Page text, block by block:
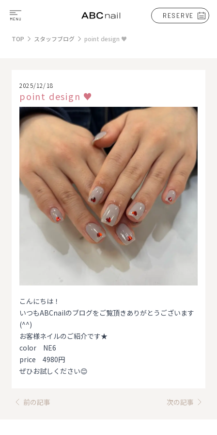
RESERVE
TOP スタッフブログ point design ♥
2025/12/18
point design ♥
こんにちは！
いつもABCnailのブログをご覧頂きありがとうございます
(^^)
お客様ネイルのご紹介です★
color NE6
price 4980円
ぜひお試しください😊
前の記事 次の記事